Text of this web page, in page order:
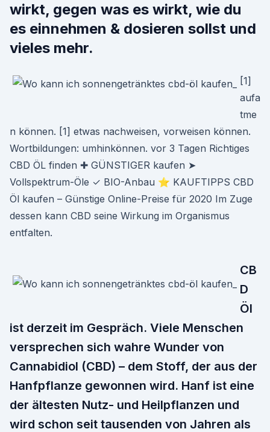
wirkt, gegen was es wirkt, wie du
es einnehmen & dosieren sollst und
vieles mehr.
[1]
aufa
tme
n können. [1] etwas nachweisen, vorweisen können.
Wortbildungen: umhinkönnen. vor 3 Tagen Richtiges
CBD ÖL finden ✚ GÜNSTIGER kaufen ➤
Vollspektrum-Öle ✓ BIO-Anbau ⭐ KAUFTIPPS CBD
Öl kaufen – Günstige Online-Preise für 2020 Im Zuge
dessen kann CBD seine Wirkung im Organismus
entfalten.
CB
D
Öl
ist derzeit im Gespräch. Viele Menschen
versprechen sich wahre Wunder von
Cannabidiol (CBD) – dem Stoff, der aus der
Hanfpflanze gewon­nen wird. Hanf ist eine
der ältesten Nutz- und Heilpflanzen und
wird schon seit tausenden von Jahren als